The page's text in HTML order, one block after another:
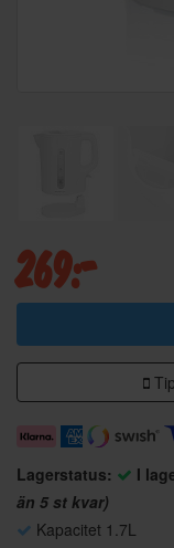
269:-
Lagerstatus: I
än 5 st kvar)
Kapacitet 1.7L